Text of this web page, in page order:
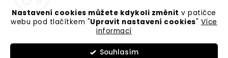
Nastavení cookies můžete kdykoli změnit v patičce
webu pod tlačítkem "Upravit nastavení cookies" Více
informací
Souhlasím
VAGNER Fishing. Všechna práva vyhrazena.